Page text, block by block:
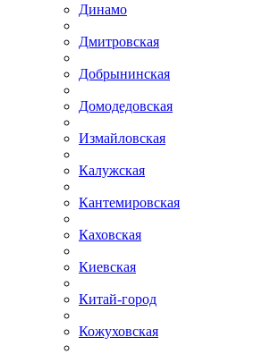
Динамо
Дмитровская
Добрынинская
Домодедовская
Измайловская
Калужская
Кантемировская
Каховская
Киевская
Китай-город
Кожуховская